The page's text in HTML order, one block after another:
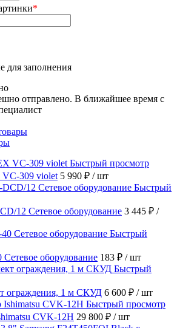
*
для заполнения
отправлено. В ближайшее время с
Быстрый просмотр
309 violet 5 990 ₽ / шт
Быстрый
12 Сетевое оборудование 3 445 ₽ /
Быстрый
Сетевое оборудование 183 ₽ / шт
Быстрый
ограждения, 1 м СКУД 6 600 ₽ / шт
Быстрый просмотр
CVK-12H 29 800 ₽ / шт